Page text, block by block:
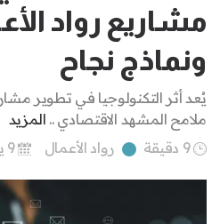
مشاريع رواد
ونماذج نجاح
يُعد أثر التكنولوجيا في تطوير
ملامح المشهد الاقتصادي .. المزيد
9 دقيقة
رواد الأعمال 9 يوليو 2026